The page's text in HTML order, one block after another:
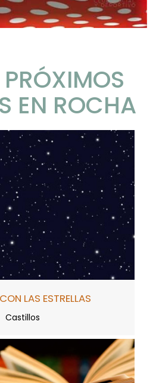
EN ROCHA
LAS ESTRELLAS
Castillos